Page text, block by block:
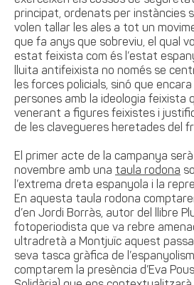
principat, ordenats per instàncies
volen tallar les ales a tot un
que fa anys que sobreviu, el qual
estat feixista com és l’estat
lluita antifeixista no només se
les forces policials, sinó que
persones amb la ideologia feixista
venerant a figures feixistes i
de les clavegueres heretades del
El primer acte de la campanya
novembre amb una taula rodona
l’extrema dreta espanyola i la
En aquesta taula rodona
d’en Jordi Borràs, autor del llibre
fotoperiodista que va rebre
ultradretà a Montjuïc aquest
seva tasca gràfica de
comptarem la presència d’Eva